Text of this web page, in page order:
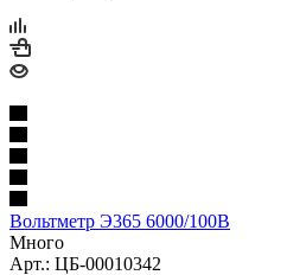
Вольтметр Э365 6000/100В
Много
Арт.: ЦБ-00010342